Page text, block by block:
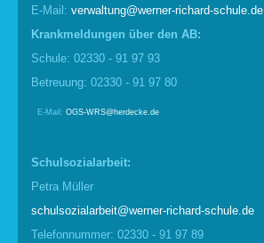
E-Mail: verwaltung@werner-richard-schule.de
Krankmel d ungen über den AB:
Schule: 02330 - 91 97 93
Betreuung: 02330 - 91 97 80
E-Mail: OGS-WRS@herdecke.de
Schulsozialarbeit:
Petra Müller
schulsozialarbeit@werner-richard-schule.de
Telefonnummer: 02330 - 91 97 89